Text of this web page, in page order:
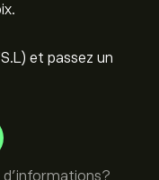
et passez un
d'informations?